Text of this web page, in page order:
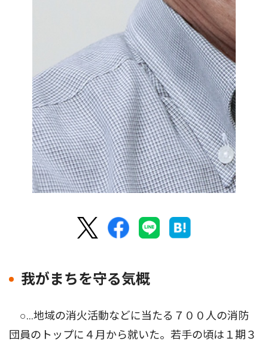
我がまちを守る気概
○…地域の消火活動などに当たる７００人の消防
団員のトップに４月から就いた。若手の頃は１期３